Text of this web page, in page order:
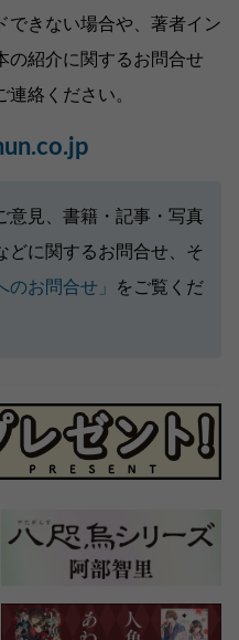
できない場合や、著者イン
の紹介に関するお問合せ
絡ください。
意見、書籍・記事・写真
どに関するお問合せ、そ
のお問合せ」
をご覧くだ